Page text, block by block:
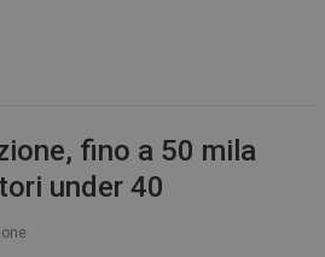
fino a 50 mila
under 40